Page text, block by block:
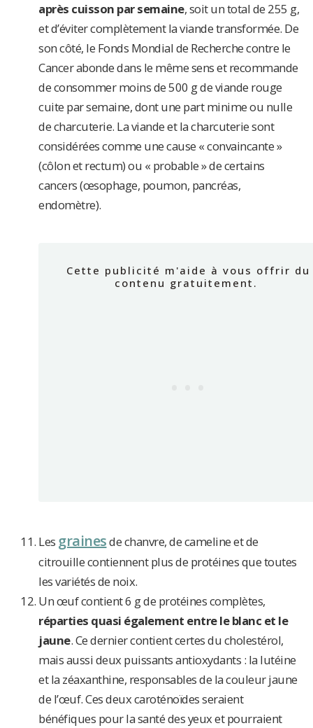
après cuisson par semaine, soit un total de 255 g,
et d’éviter complètement la viande transformée. De
son côté, le Fonds Mondial de Recherche contre le
Cancer abonde dans le même sens et recommande
de consommer moins de 500 g de viande rouge
cuite par semaine, dont une part minime ou nulle
de charcuterie. La viande et la charcuterie sont
considérées comme une cause « convaincante »
(côlon et rectum) ou « probable » de certains
cancers (œsophage, poumon, pancréas,
endomètre).
Les grainesde chanvre, de cameline et de
citrouille contiennent plus de protéines que toutes
les variétés de noix.
Un œuf contient 6 g de protéines complètes,
réparties quasi également entre le blanc et le
jaune. Ce dernier contient certes du cholestérol,
mais aussi deux puissants antioxydants : la lutéine
et la zéaxanthine, responsables de la couleur jaune
de l’œuf. Ces deux caroténoïdes seraient
bénéfiques pour la santé des yeux et pourraient